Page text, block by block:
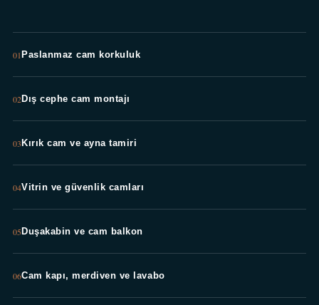
01Paslanmaz cam korkuluk
02Dış cephe cam montajı
03Kırık cam ve ayna tamiri
04Vitrin ve güvenlik camları
05Duşakabin ve cam balkon
06Cam kapı, merdiven ve lavabo